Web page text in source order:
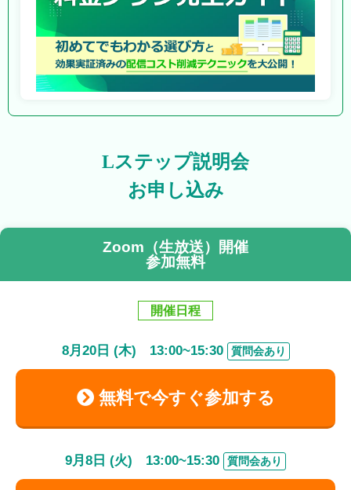
Lステップ説明会
お申し込み
Zoom（生放送）開催
参加無料
開催日程
8月 20日 (木) 13:00~15:30 質問会あり
無料で今すぐ参加する
9月 8 日 (火) 13:00~15:30 質問会あり